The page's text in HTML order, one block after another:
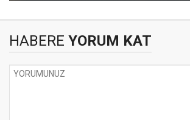
HABERE YORUM KAT